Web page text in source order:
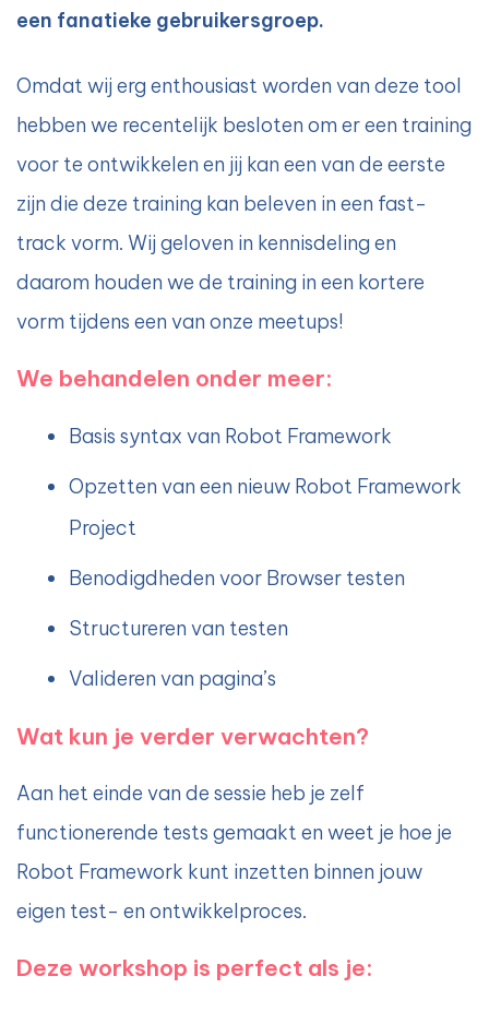
een fanatieke gebruikersgroep.
Omdat wij erg enthousiast worden van deze tool
hebben we recentelijk besloten om er een training
voor te ontwikkelen en jij kan een van de eerste
zijn die deze training kan beleven in een fast-
track vorm. Wij geloven in kennisdeling en
daarom houden we de training in een kortere
vorm tijdens een van onze meetups!
We behandelen onder meer:
Basis syntax van Robot Framework
Opzetten van een nieuw Robot Framework
Project
Benodigdheden voor Browser testen
Structureren van testen
Valideren van pagina’s
Wat kun je verder verwachten?
Aan het einde van de sessie heb je zelf
functionerende tests gemaakt en weet je hoe je
Robot Framework kunt inzetten binnen jouw
eigen test- en ontwikkelproces.
Deze workshop is perfect als je: